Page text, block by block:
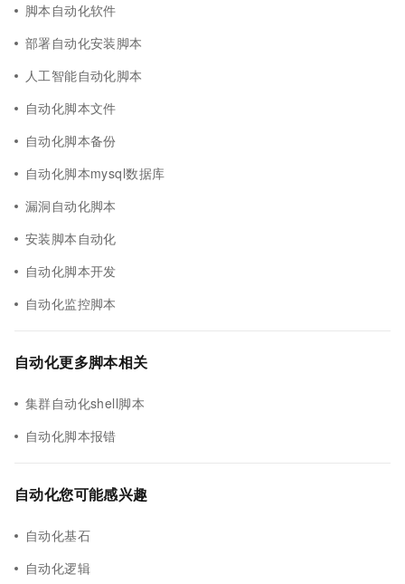
脚本自动化软件
部署自动化安装脚本
人工智能自动化脚本
自动化脚本文件
自动化脚本备份
自动化脚本mysql数据库
漏洞自动化脚本
安装脚本自动化
自动化脚本开发
自动化监控脚本
自动化更多脚本相关
集群自动化shell脚本
自动化脚本报错
自动化您可能感兴趣
自动化基石
自动化逻辑